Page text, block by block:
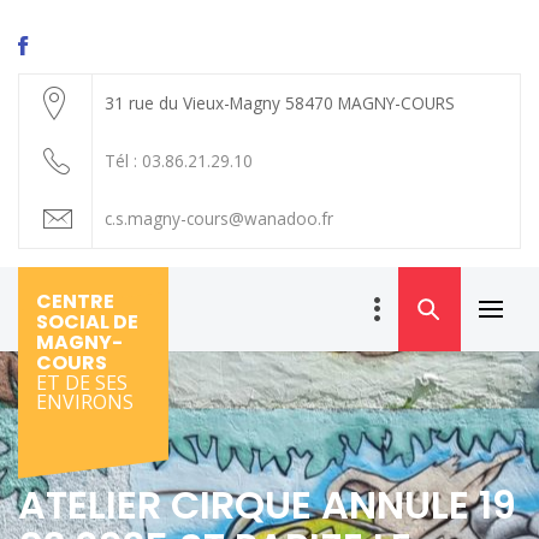
31 rue du Vieux-Magny 58470 MAGNY-COURS
Tél : 03.86.21.29.10
c.s.magny-cours@wanadoo.fr
CENTRE
SOCIAL DE
MAGNY-
COURS
ET DE SES
ENVIRONS
Menu
ATELIER CIRQUE ANNULE 19